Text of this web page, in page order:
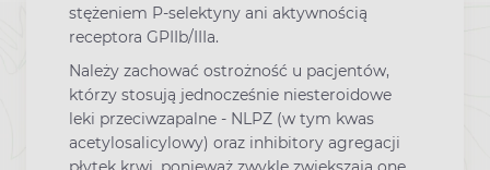
stężeniem P-selektyny ani aktywnością
receptora GPIIb/IIIa.
Należy zachować ostrożność u pacjentów,
którzy stosują jednocześnie niesteroidowe
leki przeciwzapalne - NLPZ (w tym kwas
acetylosalicylowy) oraz inhibitory agregacji